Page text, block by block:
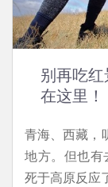
别再吃
在这里！
青海、西藏，
地方。但也有
死于高原反应